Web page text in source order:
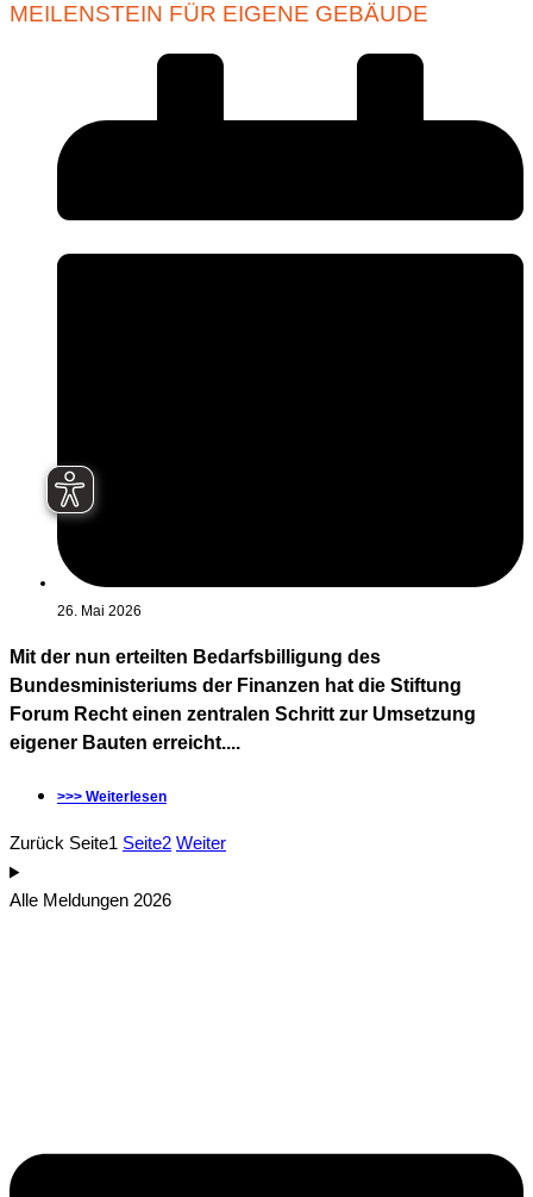
MEILENSTEIN FÜR EIGENE GEBÄUDE
26. Mai 2026
Mit der nun erteilten Bedarfsbilligung des
Bundesministeriums der Finanzen hat die Stiftung
Forum Recht einen zentralen Schritt zur Umsetzung
eigener Bauten erreicht....
>>> Weiterlesen
Zurück Seite1 Seite2 Weiter
Alle Meldungen 2026